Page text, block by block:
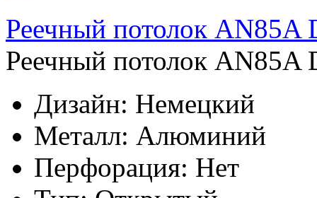
Реечный потолок AN85A
Реечный потолок AN85A
Дизайн: Немецкий
Металл: Алюминий
Перфорация: Нет